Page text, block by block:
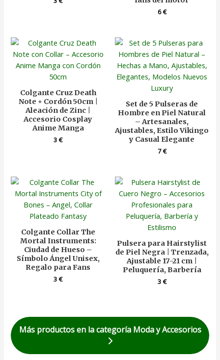
6€
Colgante Cruz Death
Note + Cordón 50cm |
Aleación de Zinc |
Accesorio Cosplay
Anime Manga
3€
Set de 5 Pulseras de
Hombre en Piel Natural
– Artesanales,
Ajustables, Estilo Vikingo
y Casual Elegante
7€
Colgante Collar The
Mortal Instruments:
Ciudad de Hueso –
Símbolo Ángel Unisex,
Regalo para Fans
3€
Pulsera para Hairstylist
de Piel Negra | Trenzada,
Ajustable 17-21 cm |
Peluquería, Barbería
3€
Más productos en la categoría Moda y Accesorios